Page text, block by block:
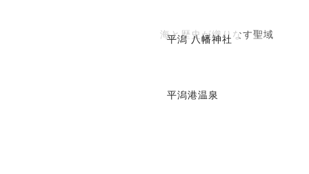
平潟 八幡神社
海と歴史が織りなす聖域
平潟港温泉